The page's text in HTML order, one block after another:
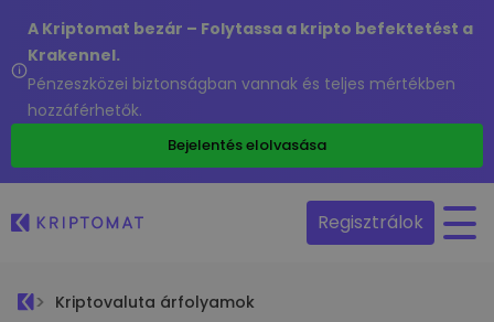
A Kriptomat bezár – Folytassa a kripto befektetést a
Krakennel.
Pénzeszközei biztonságban vannak és teljes mértékben
hozzáférhetők.
Bejelentés elolvasása
Regisztrálok
Kriptovaluta árfolyamok